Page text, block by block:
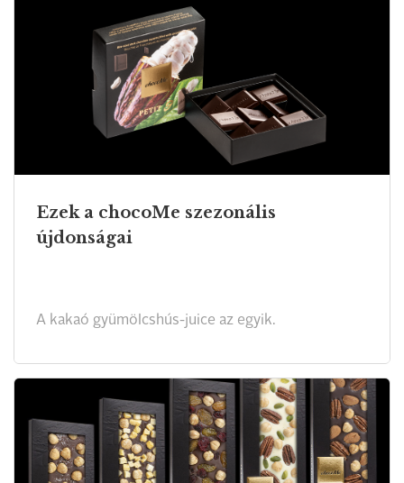
Ezek a chocoMe szezonális
újdonságai
A kakaó gyümölcshús-juice az egyik.